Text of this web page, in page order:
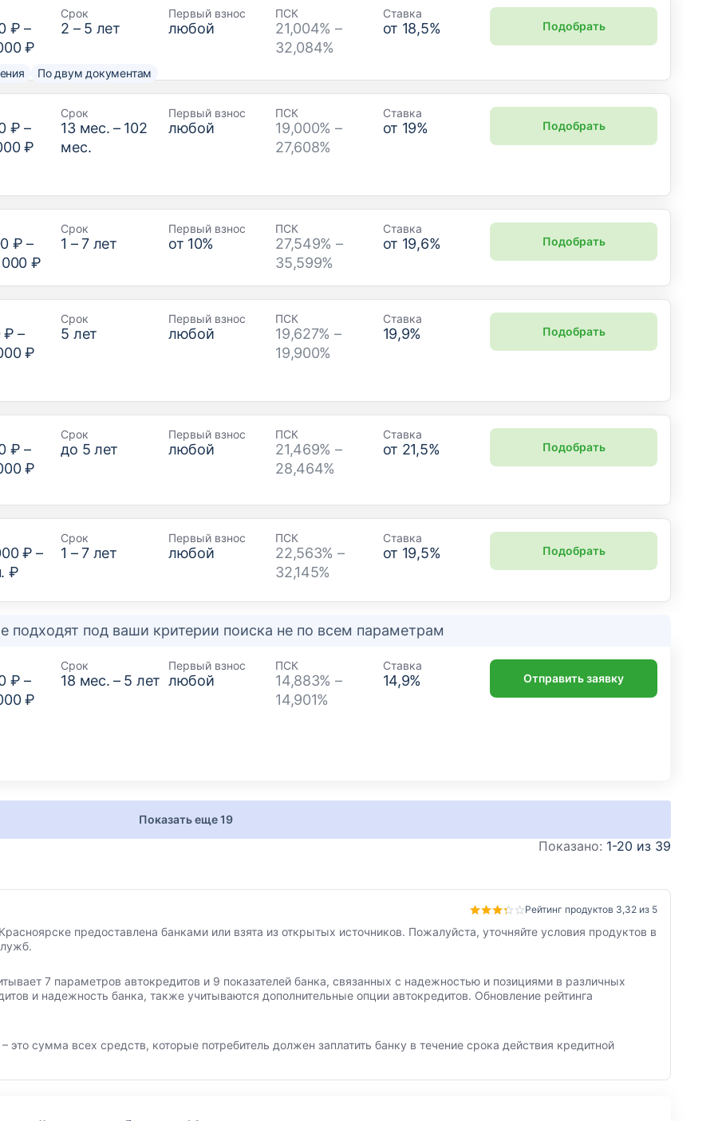
₽ –
₽
Срок
2 – 5 лет
Первый взнос
любой
ПСК
21,004% –
32,084%
Ставка
от 18,5%
По двум документам
Подобрать
₽ –
₽
Срок
13мес. – 102
мес.
Первый взнос
любой
ПСК
19,000% –
27,608%
Ставка
от 19% Подобрать
₽ –
000 ₽
Срок
1 –7лет
Первый взнос
от 10%
ПСК
27,549% –
35,599%
Ставка
от 19,6% Подобрать
₽ –
₽
Срок
5 лет
Первый взнос
любой
ПСК
19,627% –
19,900%
Ставка
19,9% Подобрать
₽ –
₽
Срок
до 5 лет
Первый взнос
любой
ПСК
21,469% –
28,464%
Ставка
от 21,5% Подобрать
₽ –
₽
Срок
1 –7лет
Первый взнос
любой
ПСК
22,563% –
32,145%
Ставка
от 19,5% Подобрать
подходят под ваши критерии поиска не по всем параметрам
₽ –
₽
Срок
18 мес. – 5 лет
Первый взнос
любой
ПСК
14,883% –
14,901%
Ставка
14,9% Отправить заявку
Показать еще 19
Показано: 1-20 из 39
Рейтинг продуктов 3,32 из 5
предоставлена банками или взята из открытых источников. Пожалуйста, уточняйте условия продуктов в
7 параметров автокредитов и 9 показателей банка, связанных с надежностью и позициями в различных
и надежность банка, также учитываются дополнительные опции автокредитов. Обновление рейтинга
это сумма всех средств, которые потребитель должен заплатить банку в течение срока действия кредитной